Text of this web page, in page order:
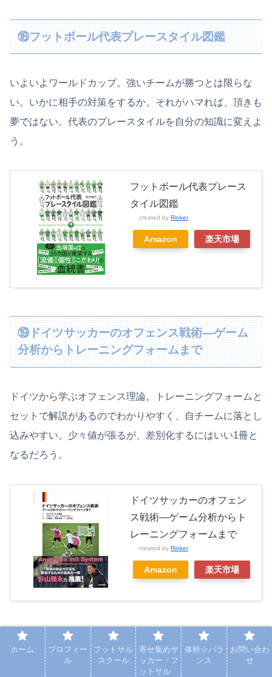
⑱フットボール代表プレースタイル図鑑
いよいよワールドカップ。強いチームが勝つとは限らな
い。いかに相手の対策をするか。それがハマれば、頂きも
夢ではない。代表のプレースタイルを自分の知識に変えよ
う。
フットボール代表プレース
タイル図鑑
created by Rinker
Amazon 楽天市場
⑲ドイツサッカーのオフェンス戦術―ゲーム
分析からトレーニングフォームまで
ドイツから学ぶオフェンス理論。トレーニングフォームと
セットで解説があるのでわかりやすく、自チームに落とし
込みやすい。少々値が張るが、差別化するにはいい1冊と
なるだろう。
ドイツサッカーのオフェン
ス戦術―ゲーム分析からト
レーニングフォームまで
created by Rinker
Amazon 楽天市場
⑳現代フットボールの主旋律 ピッチ上のカオ
スを「一枚の絵」で表す
ホーム
プロフィー
ル
フットサル
スクール
寄せ集めサ
ッカー・フ
ットサル
体幹☆バラ
ンス
お問い合わ
せ